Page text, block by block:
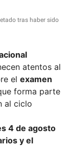
tras haber sido
atentos al
el examen
forma parte
al ciclo
4 de agosto
y el